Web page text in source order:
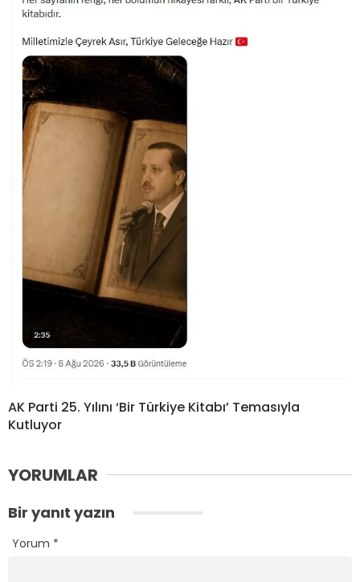
AK Parti 25. Yılını ‘Bir Türkiye Kitabı’ Temasıyla
Kutluyor
YORUMLAR
Bir yanıt yazın
Yorum *